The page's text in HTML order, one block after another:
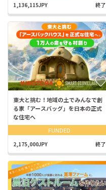
1,136,115JPY 終了
東大と挑む！地域の土でみんなで創
る家「アースバッグ」を日本の正式
な住宅へ
FUNDED
2,175,000JPY 終了